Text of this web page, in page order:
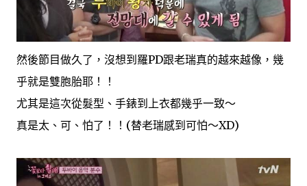
然後節目做久了，沒想到羅PD跟老瑞真的越來越像，幾
乎就是雙胞胎耶！！
尤其是這次從髮型、手錶到上衣都幾乎一致～
真是太、可、怕了！！(替老瑞感到可怕～XD)